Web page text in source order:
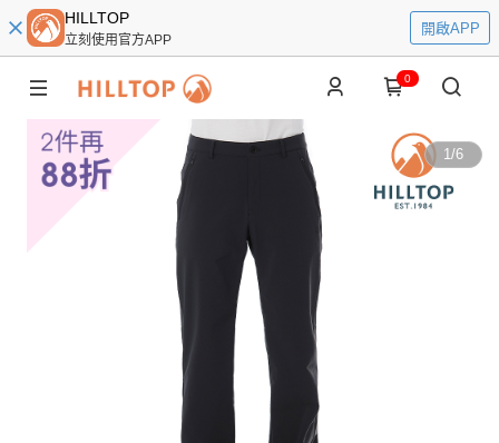
HILLTOP
立刻使用官方APP
開啟APP
0
1/6